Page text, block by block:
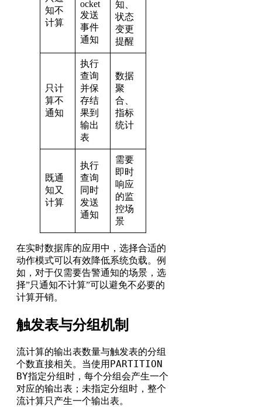
知不
计算
ocket
发送
事件
通知
知、
状态
变更
提醒
只计
算不
通知
执行
查询
并保
存结
果到
输出
表
数据
聚
合、
指标
统计
既通
知又
计算
执行
查询
同时
发送
通知
需要
即时
响应
的监
控场
景
在实时数据库的应用中，选择合适的
动作模式可以有效降低系统负载。例
如，对于仅需要告警通知的场景，选
择”只通知不计算”可以避免不必要的
计算开销。
触发表与分组机制
流计算的输出表数量与触发表的分组
个数直接相关。当使用 PARTITION
BY指定分组时，每个分组会产生一个
对应的输出表；未指定分组时，整个
流计算只产生一个输出表。